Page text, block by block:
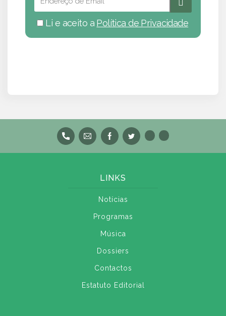
Li e aceito a Política de Privacidade
LINKS
Notícias
Programas
Música
Dossiers
Contactos
Estatuto Editorial